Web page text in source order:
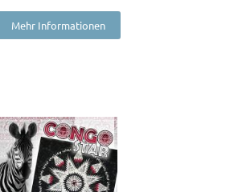
Mehr Informationen